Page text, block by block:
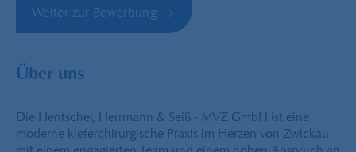
Weiter zur Bewerbung
Über uns
Die Hentschel, Herrmann & Seiß - MVZ GmbH ist eine
moderne kieferchirurgische Praxis im Herzen von Zwickau